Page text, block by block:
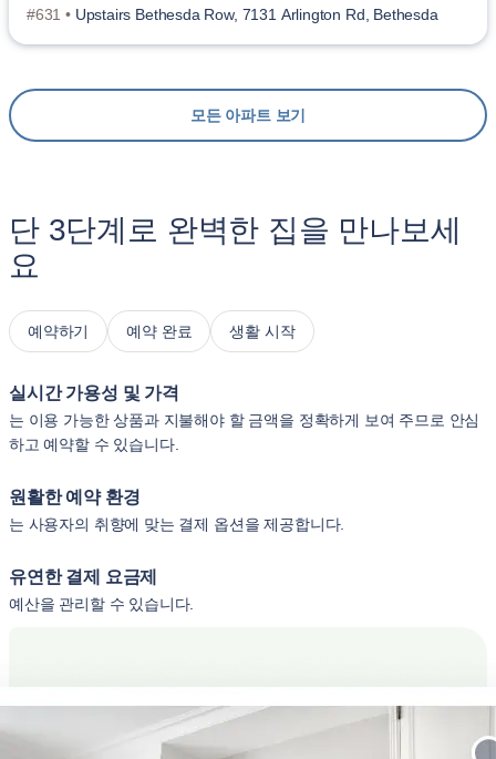
#631 • Upstairs Bethesda Row, 7131 Arlington Rd, Bethesda
모든 아파트 보기
단 3단계로 완벽한 집을 만나보세
요
예약하기 예약 완료 생활 시작
실시간 가용성 및 가격
는 이용 가능한 상품과 지불해야 할 금액을 정확하게 보여 주므로 안심
하고 예약할 수 있습니다.
원활한 예약 환경
는 사용자의 취향에 맞는 결제 옵션을 제공합니다.
유연한 결제 요금제
예산을 관리할 수 있습니다.